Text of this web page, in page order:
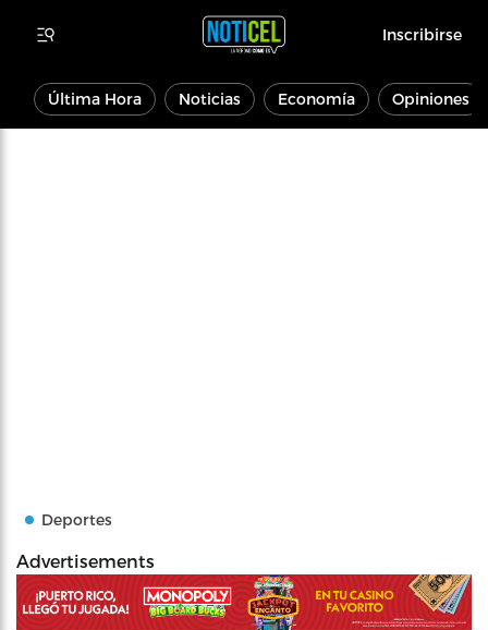
Inscribirse
Última Hora Noticias Economía Opiniones
Deportes
Advertisements